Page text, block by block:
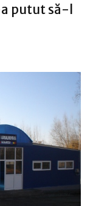
putut să-l